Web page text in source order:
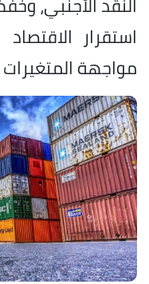
استقرار
مواجهة المتغيرات